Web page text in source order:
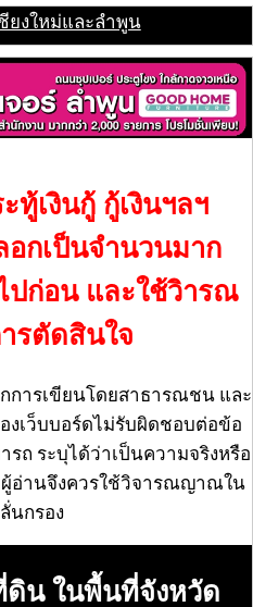
ยงใหม่และลำพูน
เงินกู้ กู้เงินฯลฯ
อกเป็นจำนวนมาก
ปก่อน และใช้วิารณ
รตัดสินใจ
การเขียนโดยสาธารณชน และ
เว็บบอร์ดไม่รับผิดชอบต่อข้อ
รถ ระบุได้ว่าเป็นความจริงหรือ
ผู้อ่านจึงควรใช้วิจารณญาณใน
นกรอง
ดิน ในพื้นที่จังหวัด